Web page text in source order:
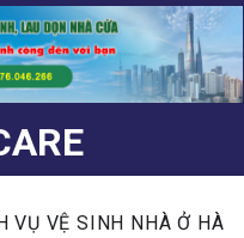
VỤ VỆ SINH NHÀ Ở HÀ